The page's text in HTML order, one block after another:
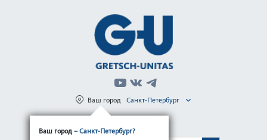
Ваш город – Санкт-Петербург?
Ваш город Санкт-Петербург